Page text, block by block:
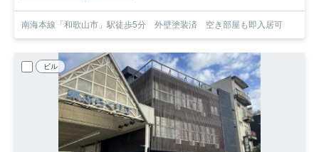
南海本線「和歌山市」駅徒歩5分 外壁塗装済 空き部屋も即入居可
ビル